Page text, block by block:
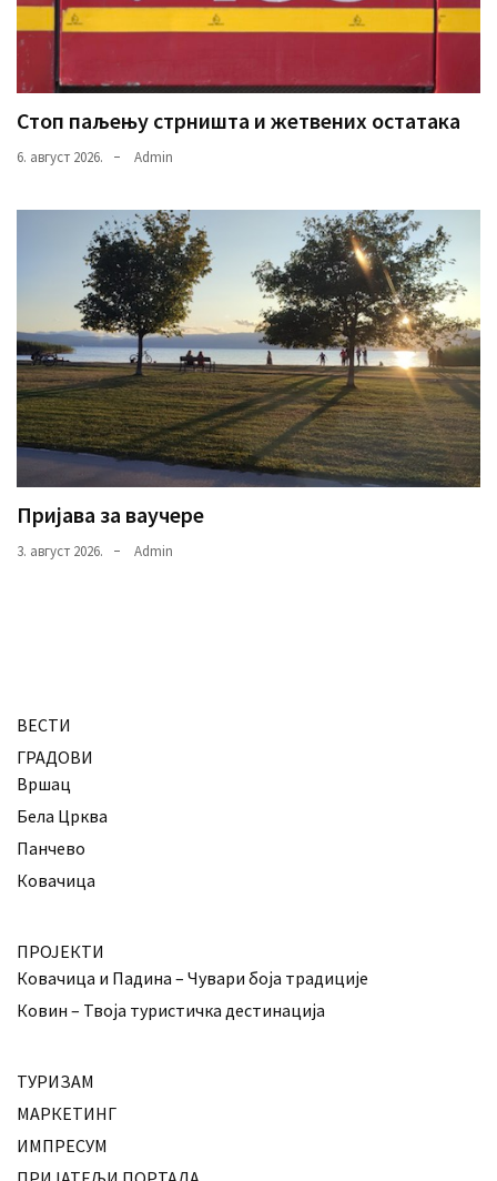
Стоп паљењу стрништа и жетвених остатака
6. август 2026. Admin
Пријава за ваучере
3. август 2026. Admin
ВЕСТИ
ГРАДОВИ
Вршац
Бела Црква
Панчево
Ковачица
ПРОЈЕКТИ
Ковачица и Падина – Чувари боја традиције
Ковин – Твоја туристичка дестинација
ТУРИЗАМ
МАРКЕТИНГ
ИМПРЕСУМ